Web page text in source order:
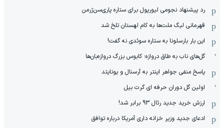
رد پیشنهاد نجومی لیورپول برای ستاره پاری‌سن‌ژرمن
قهرمانی لیگ ملت‌ها به کام لهستان تلخ شد
این بار بارسلونا به ستاره سوئدی نه گفت!
گل‌های ناب به طاق دروازه؛ کابوس بزرگ دروازه‌بان‌ها
پاسخ منفی جواهر اینتر به آرسنال و یونایتد
اولین گل دوران حرفه ای گرت بیل
ارزش خرید جدید رئال 93 برابر شد!
ادعای جدید وزیر خزانه داری آمریکا درباره توافق